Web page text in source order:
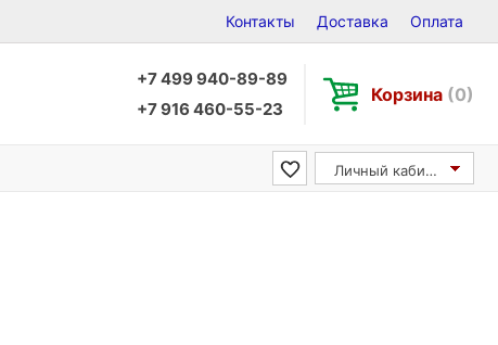
Контакты Доставка Оплата
+7 499 940-89-89
+7 916 460-55-23
Корзина (0)
Личный кабинет